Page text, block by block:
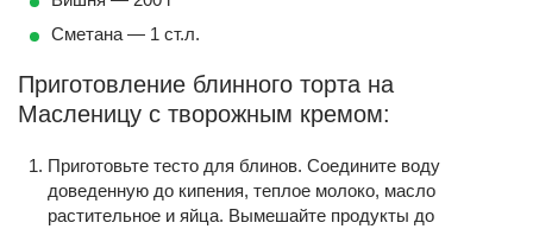
Сметана — 1 ст.л.
Приготовление блинного торта на
Масленицу с творожным кремом:
Приготовьте тесто для блинов. Соедините воду
доведенную до кипения, теплое молоко, масло
растительное и яйца. Вымешайте продукты до